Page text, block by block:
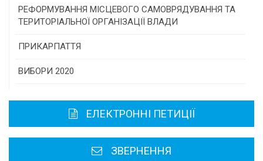
Консультативна рада
РЕФОРМУВАННЯ МІСЦЕВОГО САМОВРЯДУВАННЯ ТА
ТЕРИТОРІАЛЬНОЇ ОРГАНІЗАЦІЇ ВЛАДИ
ПРИКАРПАТТЯ
Історична довідка
Районні, міські ради
ВИБОРИ 2020
ЕЛЕКТРОННІ ПЕТИЦІЇ
ЗВЕРНЕННЯ